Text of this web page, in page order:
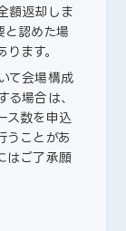
額返却しま
と認めた場
ます。
て会場構成
る場合は、
ス数を申込
うことがあ
はご了承願